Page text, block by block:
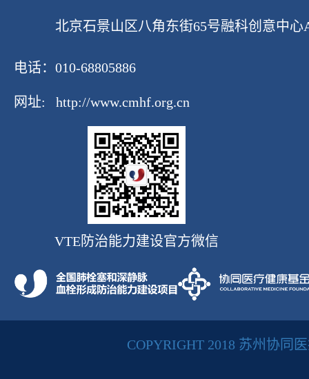
北京石景山区八角东街65号融科创意中心
电话：010-68805886
网址: http://www.cmhf.org.cn
VTE防治能力建设官方微信
COPYRIGHT 2018 苏州协同